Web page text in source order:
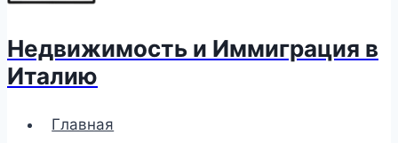
Недвижимость и Иммиграция в
Италию
Главная